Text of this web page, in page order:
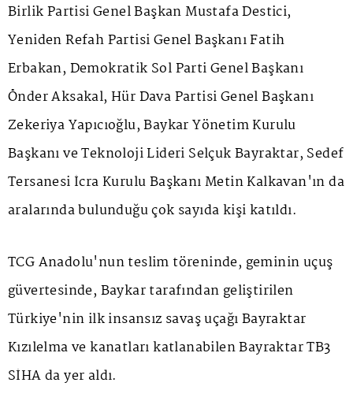
Birlik Partisi Genel Başkan Mustafa Destici,
Yeniden Refah Partisi Genel Başkanı Fatih
Erbakan, Demokratik Sol Parti Genel Başkanı
Önder Aksakal, Hür Dava Partisi Genel Başkanı
Zekeriya Yapıcıoğlu, Baykar Yönetim Kurulu
Başkanı ve Teknoloji Lideri Selçuk Bayraktar, Sedef
Tersanesi İcra Kurulu Başkanı Metin Kalkavan'ın da
aralarında bulunduğu çok sayıda kişi katıldı.
TCG Anadolu'nun teslim töreninde, geminin uçuş
güvertesinde, Baykar tarafından geliştirilen
Türkiye'nin ilk insansız savaş uçağı Bayraktar
Kızılelma ve kanatları katlanabilen Bayraktar TB3
SİHA da yer aldı.